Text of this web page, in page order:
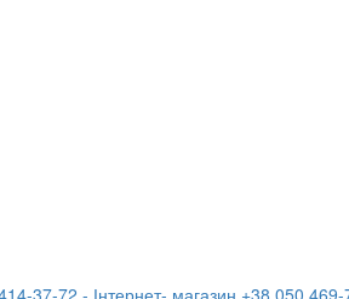
37-72 - Інтернет- магазин +38 050